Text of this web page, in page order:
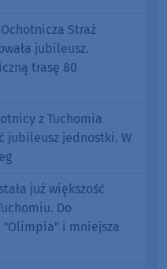
Ochotnicza Straż
jubileusz.
trasę 80
z Tuchomia
jubileusz jednostki. W
już większość
Do
"Olimpia" i mniejsza